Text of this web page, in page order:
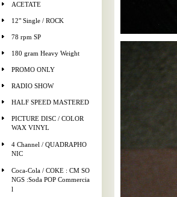
ACETATE
12" Single / ROCK
78 rpm SP
180 gram Heavy Weight
PROMO ONLY
RADIO SHOW
HALF SPEED MASTERED
PICTURE DISC / COLOR
WAX VINYL
4 Channel / QUADRAPHO
NIC
Coca-Cola / COKE : CM SO
NGS :Soda POP Commercia
l